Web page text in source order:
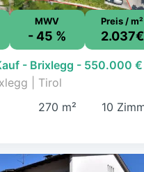
MWV
- 45 %
Preis / m²
2.037€
| Tirol
270 m² 10